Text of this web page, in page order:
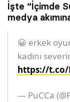
İşte “İçimde
medya
😀 erkek
kadını
https://t.co/
— PuCCa